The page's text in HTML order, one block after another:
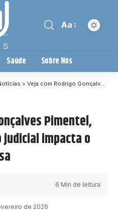
Aa
Saúde Sobre Nós
> Veja com Rodrigo Gonçalves Pimentel, como a recuperação judicial impacta o valuation da empresa
Pimentel,
judicial impacta o
de 2026
6 Min de leitura